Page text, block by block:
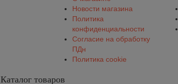
Новости магазина
Политика
конфиденциальности
Согласие на обработку
ПДн
Политика cookie
Каталог товаров